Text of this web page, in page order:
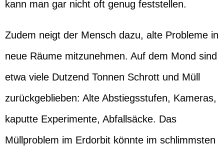
kann man gar nicht oft genug feststellen.
Zudem neigt der Mensch dazu, alte Probleme in
neue Räume mitzunehmen. Auf dem Mond sind
etwa viele Dutzend Tonnen Schrott und Müll
zurückgeblieben: Alte Abstiegsstufen, Kameras,
kaputte Experimente, Abfallsäcke. Das
Müllproblem im Erdorbit könnte im schlimmsten